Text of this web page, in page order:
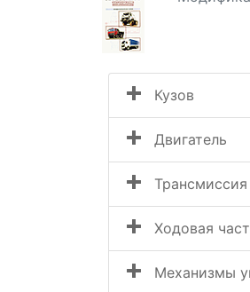
Кузов
Двигатель
Трансмиссия
Ходовая
Механизмы